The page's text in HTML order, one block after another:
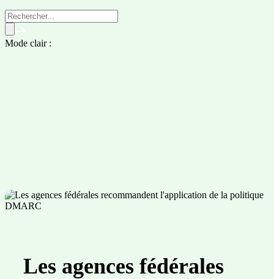
Mode clair :
Les agences fédérales